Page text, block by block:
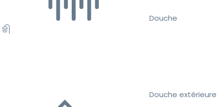
Douche
Douche extérieure